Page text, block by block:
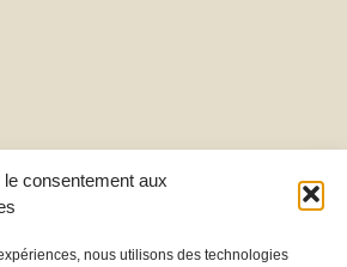
le consentement aux
nous utilisons des technologies